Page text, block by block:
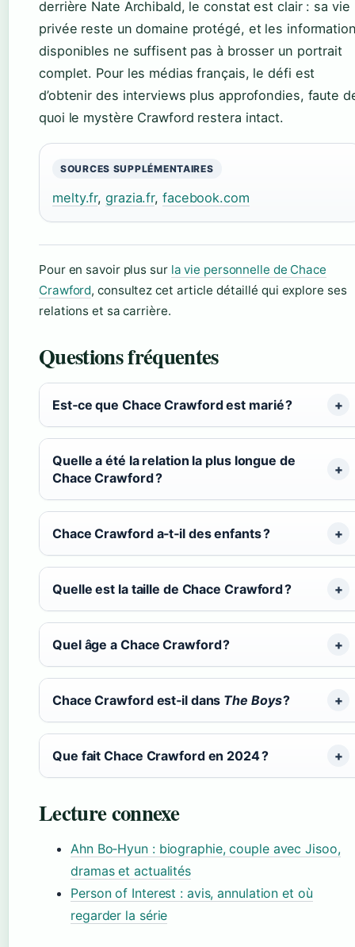
derrière Nate Archibald, le constat est clair : sa vie
privée reste un domaine protégé, et les
disponibles ne suffisent pas à brosser un portrait
complet. Pour les médias français, le défi est
d’obtenir des interviews plus approfondies, faute
quoi le mystère Crawford restera intact.
SOURCES SUPPLÉMENTAIRES
melty.fr,grazia.fr, facebook.com
Pour en savoir plus sur la vie personnelle de Chace
Crawford, consultez cet article détaillé qui explore ses
relations et sa carrière.
Questions fréquentes
Est‑ce que Chace Crawford est marié ?
Quelle a été la relation la plus longue de
Chace Crawford ?
Chace Crawford a‑t‑il des enfants ?
Quelle est la taille de Chace Crawford ?
Quel âge a Chace Crawford ?
Chace Crawford est‑il dans The Boys?
Que fait Chace Crawford en 2024 ?
Lecture connexe
Ahn Bo‑Hyun : biographie, couple avec Jisoo,
dramas et actualités
Person of Interest : avis, annulation et où
regarder la série